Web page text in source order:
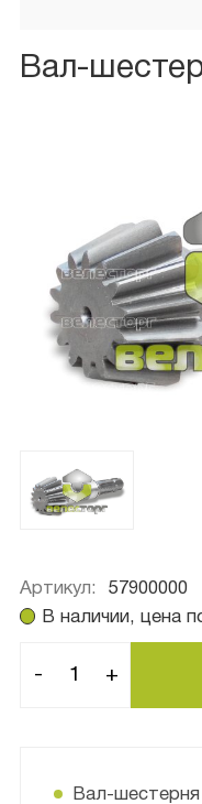
Вал-
Артикул:
57900000
В наличии, цена
- +
Вал-шестерня